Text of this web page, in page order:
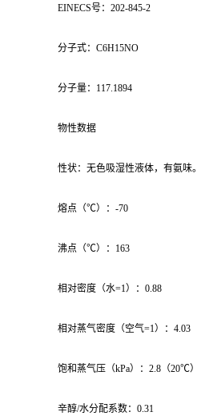
EINECS号：202-845-2
分子式：C6H15NO
分子量：117.1894
物性数据
性状：无色吸湿性液体，有氨味。
熔点（℃）：-70
沸点（℃）：163
相对密度（水=1）：0.88
相对蒸气密度（空气=1）：4.03
饱和蒸气压（kPa）：2.8（20℃）
辛醇/水分配系数：0.31